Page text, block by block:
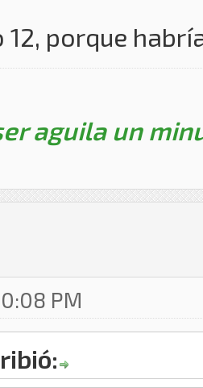
12, porque
aguila un
PM